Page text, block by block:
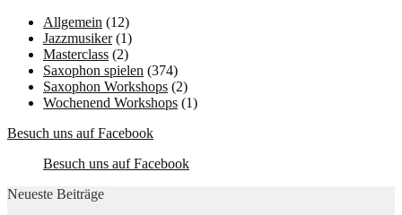
Allgemein (12)
Jazzmusiker(1)
Masterclass (2)
Saxophon spielen (374)
Saxophon Workshops (2)
Wochenend Workshops (1)
Besuch uns auf Facebook
Besuch uns auf Facebook
Neueste Beiträge